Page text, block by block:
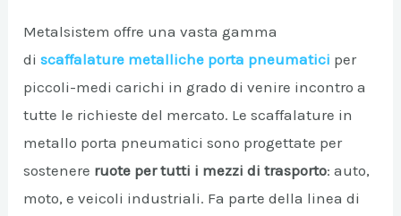
Metalsistem offre una vasta gamma
discaffalature metalliche porta pneumatici per
piccoli-medi carichi in grado di venire incontro a
tutte le richieste del mercato. Le scaffalature in
metallo porta pneumatici sono progettate per
sostenere ruote per tutti i mezzi di trasporto: auto,
moto, e veicoli industriali. Fa parte della linea di